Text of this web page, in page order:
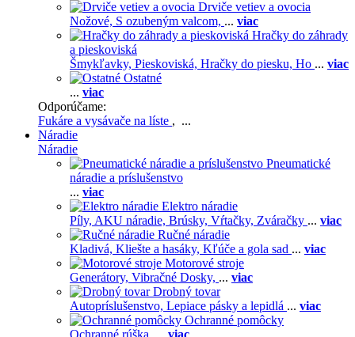
Drviče vetiev a ovocia
Nožové, S ozubeným valcom, ... viac
Hračky do záhrady
a pieskoviská
Šmykľavky, Pieskoviská, Hračky do piesku, Ho ... viac
Ostatné
... viac
Odporúčame:
Fukáre a vysávače na líste , ...
Náradie
Náradie
Pneumatické
náradie a príslušenstvo
... viac
Elektro náradie
Píly, AKU náradie, Brúsky, Vŕtačky, Zváračky ... viac
Ručné náradie
Kladivá, Kliešte a hasáky, Kľúče a gola sad ... viac
Motorové stroje
Generátory, Vibračné Dosky, ... viac
Drobný tovar
Autopríslušenstvo, Lepiace pásky a lepidlá ... viac
Ochranné pomôcky
Ochranné rúška, ... viac